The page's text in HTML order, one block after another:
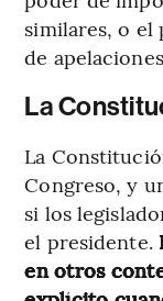
similares, o el
de
La
La
Congreso, y
si los
el presidente.
en otros